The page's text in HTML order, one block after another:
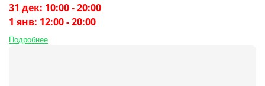
31 дек: 10:00 - 20:00
1 янв: 12:00 - 20:00
Подробнее